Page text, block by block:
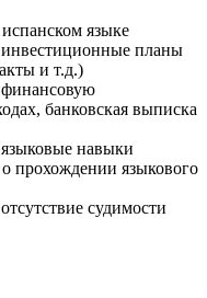
языке
планы
и т.д.)
банковская выписка
навыки
прохождении языкового
судимости